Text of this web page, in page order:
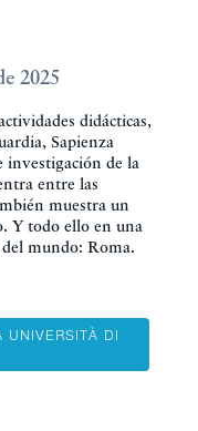
2025
didácticas,
Sapienza
investigación de la
entre las
muestra un
Y todo ello en una
mundo: Roma.
UNIVERSITÀ DI